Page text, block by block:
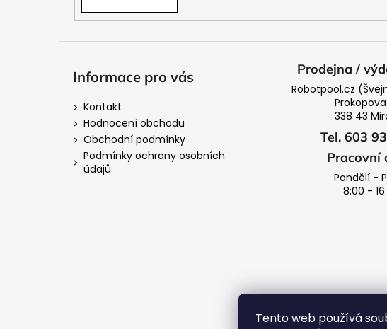
Tento web používá
Informace pro vás
Kontakt
Hodnocení obchodu
Obchodní podmínky
Podmínky ochrany osobních
údajů
Prodejna /
Robotpool.cz
338 43
Tel. 603
Pracovní
Pondělí -
8:00 -